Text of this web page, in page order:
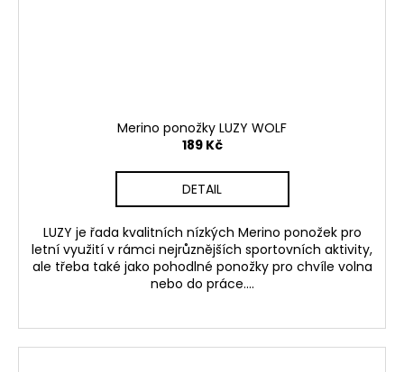
Merino ponožky LUZY WOLF
189 Kč
DETAIL
LUZY je řada kvalitních nízkých Merino ponožek pro
letní využití v rámci nejrůznějších sportovních aktivity,
ale třeba také jako pohodlné ponožky pro chvíle volna
nebo do práce....